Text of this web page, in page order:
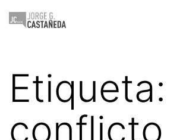
Saltar
Jorge
Etiqueta:
conflicto